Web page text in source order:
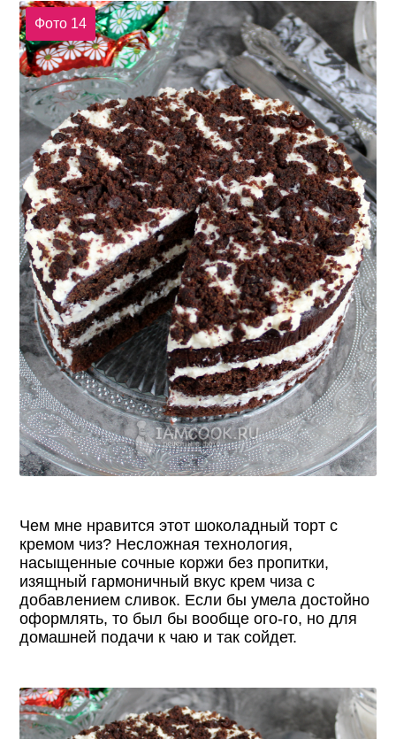
Фото 14
Чем мне нравится этот шоколадный торт с
кремом чиз? Несложная технология,
насыщенные сочные коржи без пропитки,
изящный гармоничный вкус крем чиза с
добавлением сливок. Если бы умела достойно
оформлять, то был бы вообще ого-го, но для
домашней подачи к чаю и так сойдет.